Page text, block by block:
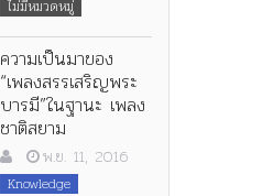
ไม่มีหมวดหมู่
ความเป็นมาของ
“เพลงสรรเสริญพระ
บารมี”ในฐานะ เพลง
ชาติสยาม
พ.ย. 11, 2016
Knowledge